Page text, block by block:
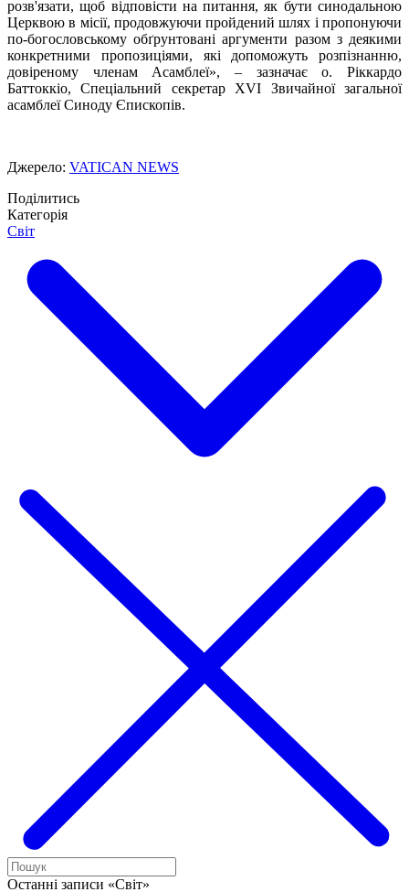
розв'язати, щоб відповісти на питання, як бути синодальною
Церквою в місії, продовжуючи пройдений шлях і пропонуючи
по-богословському обґрунтовані аргументи разом з деякими
конкретними пропозиціями, які допоможуть розпізнанню,
довіреному членам Асамблеї», – зазначає о. Ріккардо
Баттоккіо, Спеціальний секретар XVI Звичайної загальної
асамблеї Синоду Єпископів.
Джерело: VATICAN NEWS
Поділитись
Категорія
Світ
Останні записи «Світ»